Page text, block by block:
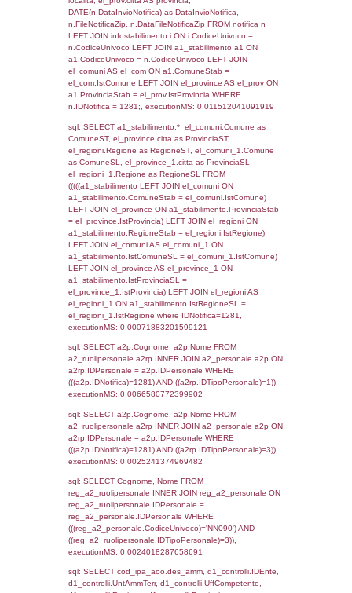
DI CUI ALL'ALLEGATO 1 DEL DECRETO
DELLA DIRETTIVA 2012/18/UE
SEZIONE L (pubblico) - INFORMAZIONI
INCIDENTALI CON IMPATTO
STABILIMENTO
Indietro
Debug
sql: SELECT COUNT(*) FROM `userlevels`
`userlevelid` = -2, executionMS:
sql: SELECT `userlevelid`, `userlevelname`
`userlevels`, executionMS:
sql: SELECT COUNT(*) FROM
WHERE `userlevelid` = -2, executionMS:
0.00018906593322754
sql: SELECT `tablename`, `userlevelid`,
`userlevelpermissions` WHERE `userlevelid`
executionMS: 0.0010018348693848
sql: SELECT a1.RagioneSociale,
localita, el_prov.citta AS provincia,
DATE(n.DataInvioNotifica) as
n.FileNotificaZip, n.DataFileNotificaZip
LEFT JOIN infostabilimento i ON